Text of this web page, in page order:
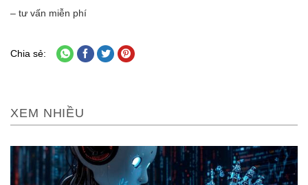
– tư vấn miễn phí
Chia sẻ:
XEM NHIỀU